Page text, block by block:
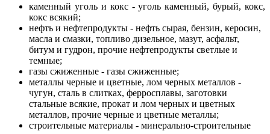
каменный уголь и кокс - уголь каменный, бурый, кокс,
кокс всякий;
нефть и нефтепродукты - нефть сырая, бензин, керосин,
масла и смазки, топливо дизельное, мазут, асфальт,
битум и гудрон, прочие нефтепродукты светлые и
темные;
газы сжиженные - газы сжиженные;
металлы черные и цветные, лом черных металлов -
чугун, сталь в слитках, ферросплавы, заготовки
стальные всякие, прокат и лом черных и цветных
металлов, прочие черные и цветные металлы;
строительные материалы - минерально-строительные